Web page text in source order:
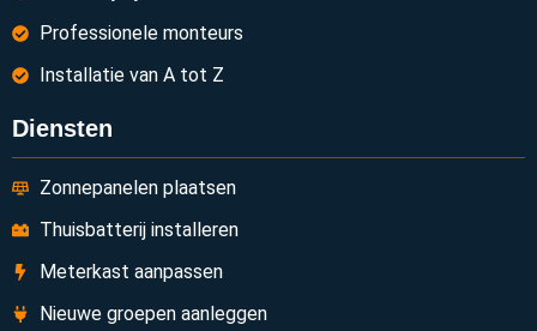
Professionele monteurs
Installatie van A tot Z
Diensten
Zonnepanelen plaatsen
Thuisbatterij installeren
Meterkast aanpassen
Nieuwe groepen aanleggen